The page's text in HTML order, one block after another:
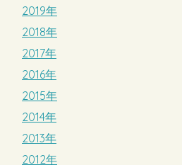
2019年
2018年
2017年
2016年
2015年
2014年
2013年
2012年